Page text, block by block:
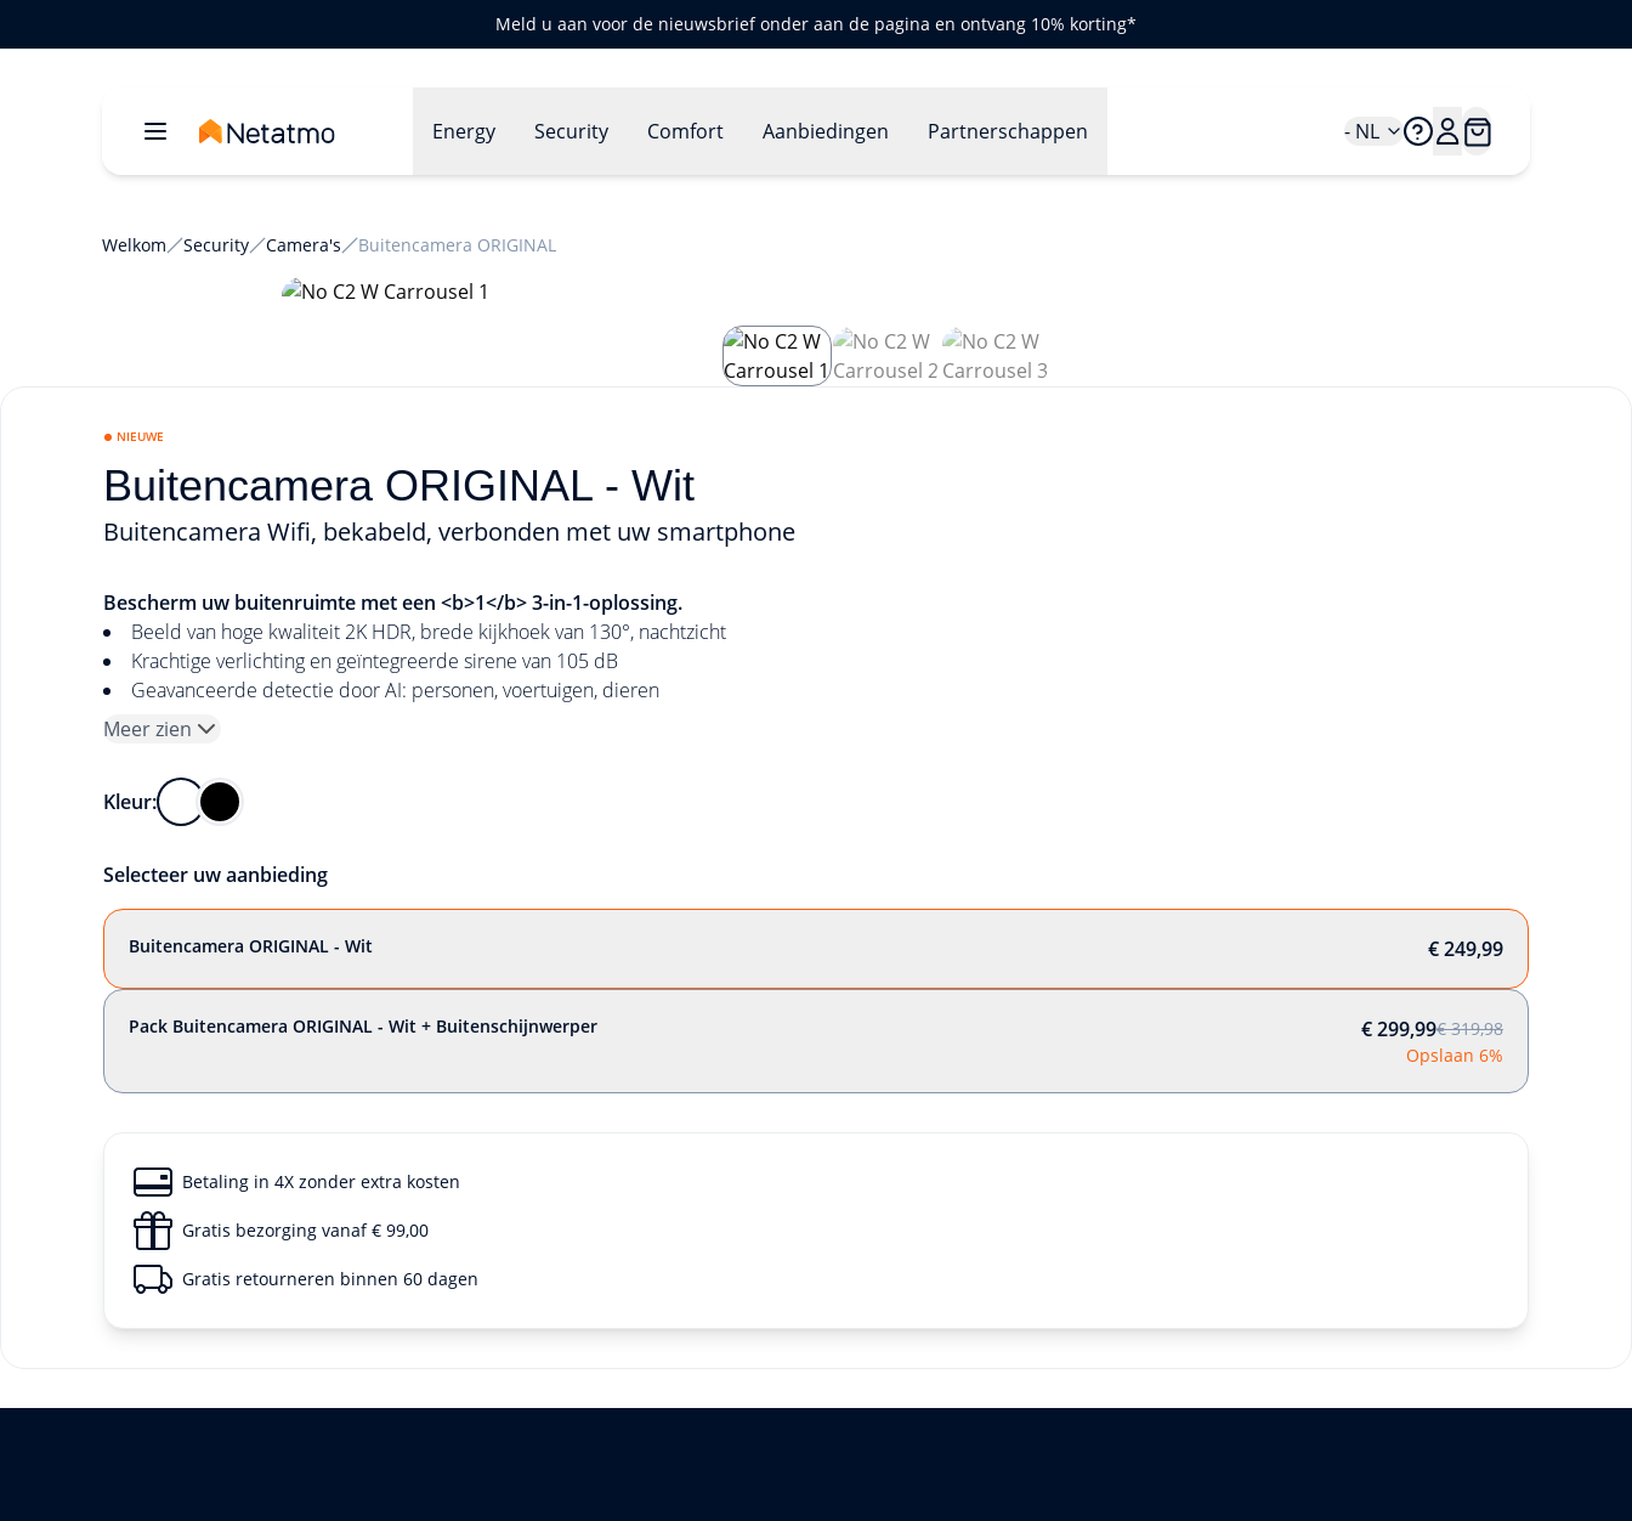
Meld u aan voor de nieuwsbrief onder aan de pagina en ontvang 10% korting*
Energy Security Comfort Aanbiedingen Partnerschappen - NL
Welkom Security Camera's Buitencamera ORIGINAL
NIEUWE
Buitencamera ORIGINAL - Wit
Buitencamera Wifi, bekabeld, verbonden met uw smartphone
Bescherm uw buitenruimte met een <b>1</b> 3-in-1-oplossing.
Beeld van hoge kwaliteit 2K HDR, brede kijkhoek van 130°, nachtzicht
Krachtige verlichting en geïntegreerde sirene van 105 dB
Geavanceerde detectie door AI: personen, voertuigen, dieren
Meer zien
Kleur:
Selecteer uw aanbieding
Buitencamera ORIGINAL - Wit € 249,99
Pack Buitencamera ORIGINAL - Wit + Buitenschijnwerper € 299,99€ 319,98
Opslaan 6%
Betaling in 4X zonder extra kosten
Gratis bezorging vanaf € 99,00
Gratis retourneren binnen 60 dagen